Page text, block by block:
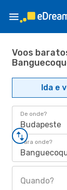
Voos
Ida e
De onde?
Budapeste
Para onde?
Quando?